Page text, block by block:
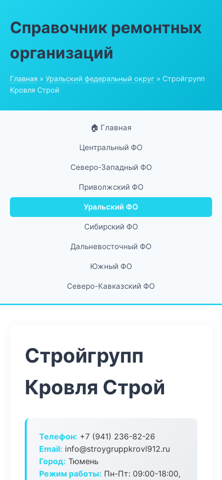
Справочник ремонтных
организаций
Главная » Уральский федеральный округ » Стройгрупп
Кровля Строй
🏠 Главная
Центральный ФО
Северо-Западный ФО
Приволжский ФО
Уральский ФО
Сибирский ФО
Дальневосточный ФО
Южный ФО
Северо-Кавказский ФО
Стройгрупп
Кровля Строй
Телефон: +7 (941) 236-82-26
Email: info@stroygruppkrovl912.ru
Город: Тюмень
Режим работы: Пн-Пт: 09:00-18:00,